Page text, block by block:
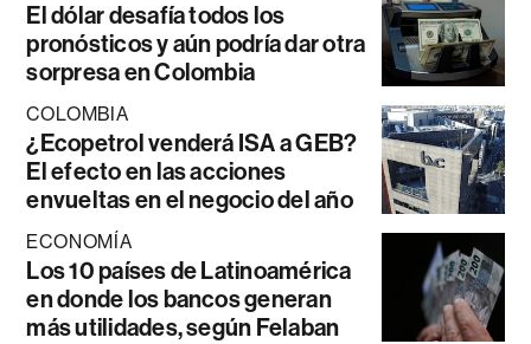
El dólar desafía todos los
pronósticos y aún podría dar otra
sorpresa en Colombia
COLOMBIA
¿Ecopetrol venderá ISA a GEB?
El efecto en las acciones
envueltas en el negocio del año
ECONOMÍA
Los 10 países de Latinoamérica
en donde los bancos generan
más utilidades, según Felaban